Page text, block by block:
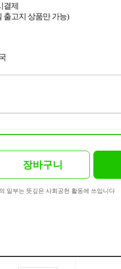
결제
출고지 상품만 가능)
장바구니
일부는 뜻깊은 사회공헌 활동에 쓰입니다